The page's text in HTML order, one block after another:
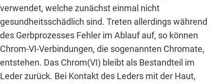
verwendet, welche zunächst einmal nicht
gesundheitsschädlich sind. Treten allerdings während
des Gerbprozesses Fehler im Ablauf auf, so können
Chrom-VI-Verbindungen, die sogenannten Chromate,
entstehen. Das Chrom(VI) bleibt als Bestandteil im
Leder zurück. Bei Kontakt des Leders mit der Haut,